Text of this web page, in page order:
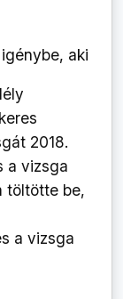
aki
2018.
a vizsga
töltötte be,
a vizsga